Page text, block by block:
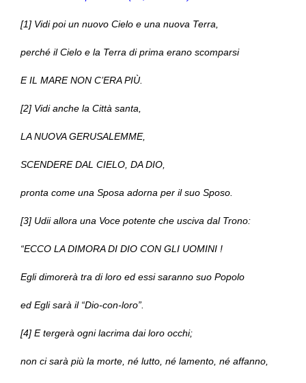
[1] Vidi poi un nuovo Cielo e una nuova Terra,
perché il Cielo e la Terra di prima erano scomparsi
E IL MARE NON C’ERA PIÙ.
[2] Vidi anche la Città santa,
LA NUOVA GERUSALEMME,
SCENDERE DAL CIELO, DA DIO,
pronta come una Sposa adorna per il suo Sposo.
[3] Udii allora una Voce potente che usciva dal Trono:
“ECCO LA DIMORA DI DIO CON GLI UOMINI !
Egli dimorerà tra di loro ed essi saranno suo Popolo
ed Egli sarà il “Dio-con-loro”.
[4] E tergerà ogni lacrima dai loro occhi;
non ci sarà più la morte, né lutto, né lamento, né affanno,